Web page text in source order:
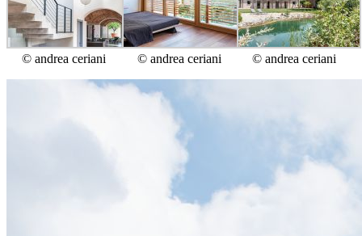
© andrea ceriani © andrea ceriani © andrea ceriani